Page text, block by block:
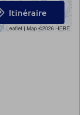
Leaflet | Map ©2026 HERE
Itinéraire